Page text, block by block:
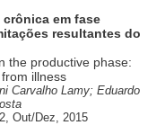
em fase
resultantes do
the productive phase:
illness
Carvalho Lamy; Eduardo
Out/Dez, 2015